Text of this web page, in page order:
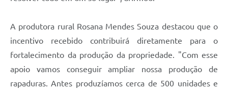
A produtora rural Rosana Mendes Souza destacou que o
incentivo recebido contribuirá diretamente para o
fortalecimento da produção da propriedade. "Com esse
apoio vamos conseguir ampliar nossa produção de
rapaduras. Antes produzíamos cerca de 500 unidades e